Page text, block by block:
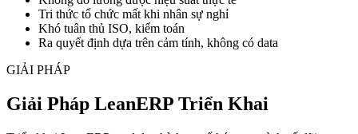
Tri thức tổ chức mất khi nhân sự nghỉ
Khó tuân thủ ISO, kiểm toán
Ra quyết định dựa trên cảm tính, không có data
GIẢI PHÁP
Giải Pháp LeanERP Triển Khai